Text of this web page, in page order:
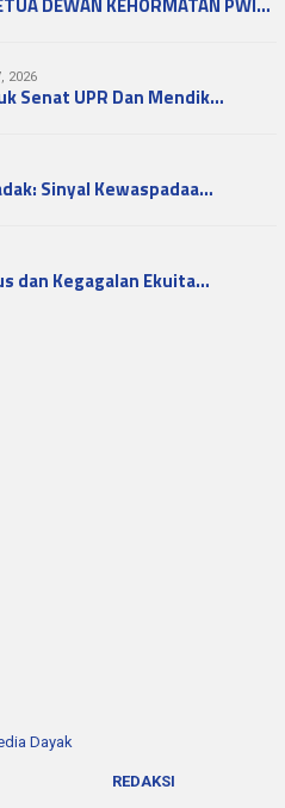
2026
Senat UPR Dan Mendik…
Sinyal Kewaspadaa…
dan Kegagalan Ekuita…
REDAKSI